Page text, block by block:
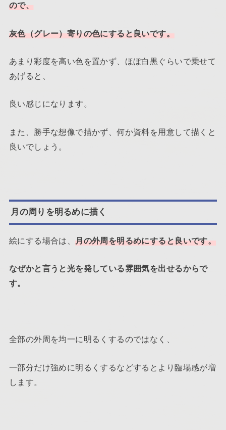
ので、
灰色（グレー）寄りの色にすると良いです。
あまり彩度を高い色を置かず、ほぼ白黒ぐらいで乗せて
あげると、
良い感じになります。
また、勝手な想像で描かず、何か資料を用意して描くと
良いでしょう。
月の周りを明るめに描く
絵にする場合は、 月の外周を明るめにすると良いです。
なぜかと言うと光を発している雰囲気を出せるからで
す。
全部の外周を均一に明るくするのではなく、
一部分だけ強めに明るくするなどするとより臨場感が増
します。